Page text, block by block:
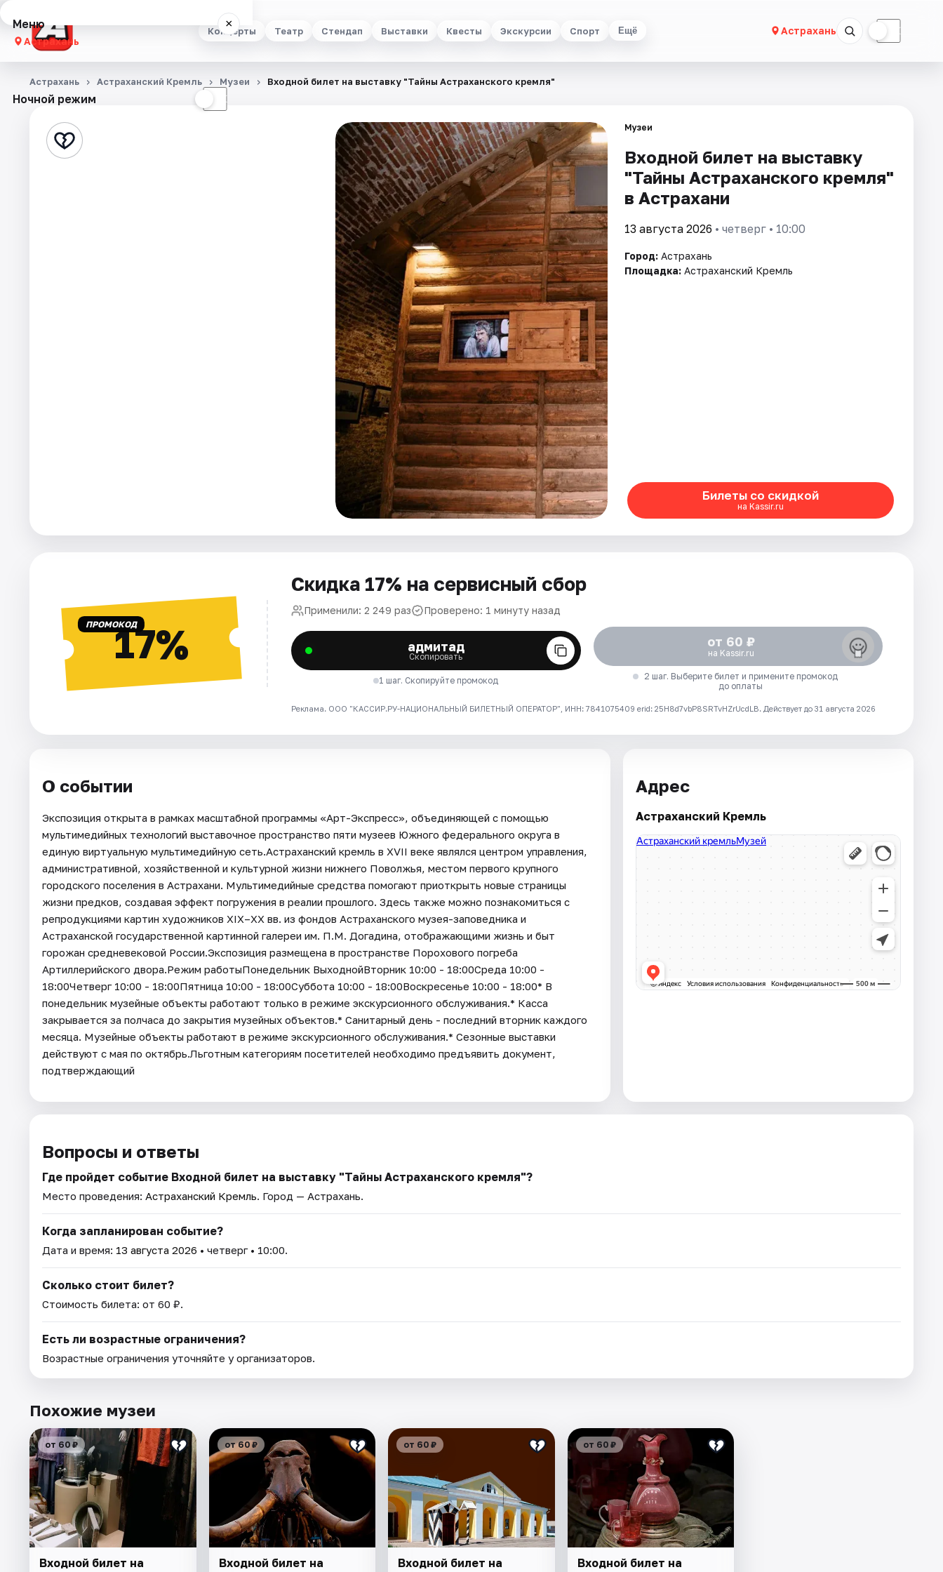
Концерты Театр Стендап Выставки Квесты Экскурсии Спорт Ещё Астрахань ☾
Меню ×
Астрахань
Концерты
Стендап
Ночной режим ☾
Астрахань Астраханский Кремль Музеи Входной билет на выставку "Тайны Астраханского кремля"
Музеи
Входной билет на выставку
"Тайны Астраханского кремля"
в Астрахани
13 августа 2026 • четверг • 10:00
Город: Астрахань
Площадка: Астраханский Кремль
Билеты со скидкой
на Kassir.ru
ПРОМОКОД17%
Скидка 17% на сервисный сбор
Применили: 2 249 раз Проверено: 1 минуту назад
адмитад
Скопировать
1 шаг. Скопируйте промокод
от 60 ₽
на Kassir.ru
2 шаг. Выберите билет и примените промокод
до оплаты
Реклама. ООО "КАССИР.РУ-НАЦИОНАЛЬНЫЙ БИЛЕТНЫЙ ОПЕРАТОР", ИНН: 7841075409 erid: 25H8d7vbP8SRTvHZrUcdLB. Действует до 31 августа 2026
О событии
Экспозиция открыта в рамках масштабной программы «Арт-Экспресс», объединяющей с помощью
мультимедийных технологий выставочное пространство пяти музеев Южного федерального округа в
единую виртуальную мультимедийную сеть.Астраханский кремль в XVII веке являлся центром управления,
административной, хозяйственной и культурной жизни нижнего Поволжья, местом первого крупного
городского поселения в Астрахани. Мультимедийные средства помогают приоткрыть новые страницы
жизни предков, создавая эффект погружения в реалии прошлого. Здесь также можно познакомиться с
репродукциями картин художников XIX–XX вв. из фондов Астраханского музея-заповедника и
Астраханской государственной картинной галереи им. П.М. Догадина, отображающими жизнь и быт
горожан средневековой России.Экспозиция размещена в пространстве Порохового погреба
Артиллерийского двора.Режим работыПонедельник ВыходнойВторник 10:00 - 18:00Среда 10:00 -
18:00Четверг 10:00 - 18:00Пятница 10:00 - 18:00Суббота 10:00 - 18:00Воскресенье 10:00 - 18:00* В
понедельник музейные объекты работают только в режиме экскурсионного обслуживания.* Касса
закрывается за полчаса до закрытия музейных объектов.* Санитарный день - последний вторник каждого
месяца. Музейные объекты работают в режиме экскурсионного обслуживания.* Cезонные выставки
действуют с мая по октябрь.Льготным категориям посетителей необходимо предъявить документ,
подтверждающий
Адрес
Астраханский Кремль
Вопросы и ответы
Где пройдет событие Входной билет на выставку "Тайны Астраханского кремля"?
Место проведения: Астраханский Кремль. Город — Астрахань.
Когда запланирован событие?
Дата и время: 13 августа 2026 • четверг • 10:00.
Сколько стоит билет?
Стоимость билета: от 60 ₽.
Есть ли возрастные ограничения?
Возрастные ограничения уточняйте у организаторов.
Похожие музеи
от 60 ₽
Входной билет на
от 60 ₽
Входной билет на
от 60 ₽
Входной билет на
от 60 ₽
Входной билет на